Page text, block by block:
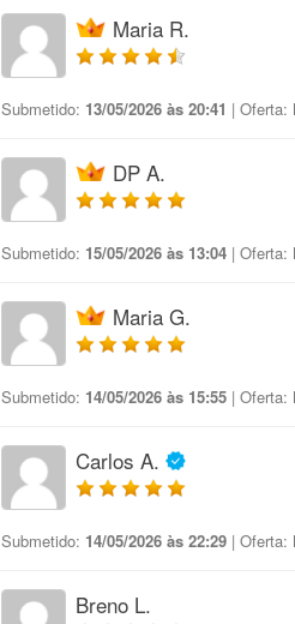
Maria R.
Submetido: 13/05/2026 às 20:41 | Oferta:
DP A.
Submetido: 15/05/2026 às 13:04 | Oferta:
Maria G.
Submetido: 14/05/2026 às 15:55 | Oferta:
Carlos A.
Submetido: 14/05/2026 às 22:29 | Oferta:
Breno L.